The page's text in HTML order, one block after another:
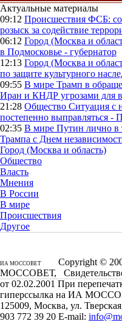
Актуальные материалы
09:12 Происшествия ФСБ:
розыск за содействие
06:12 Город (Москва и
в Подмосковье - губернатор
12:13 Город (Москва и
по защите культурного
09:55 В мире Трамп в
Иран и КНДР угрозами для
21:28 Общество Ситуация с
постепенно выправляться -
02:35 В мире Путин лично в
Трампа с Днем
Город (Москва и область)
Общество
Власть
Мнения
В России
В мире
Происшествия
Другое
ИА МОССОВЕТ
Copyright ©
МОССОВЕТ,
от 02.02.2001 При
гиперссылка на ИА
125009, Москва, ул.
903 772 39 20 E-mail: